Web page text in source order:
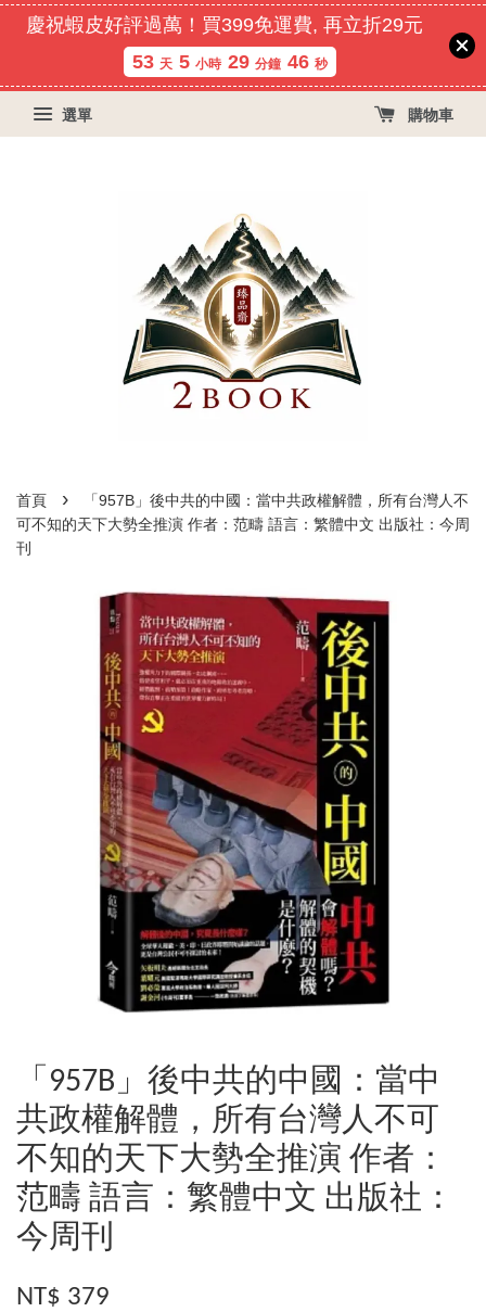
慶祝蝦皮好評過萬！買399免運費, 再立折29元
53 天 5 小時 29 分鐘 46 秒
選單 購物車
首頁 ›
「957B」後中共的中國：當中共政權解體，所有台灣人不
可不知的天下大勢全推演 作者：范疇 語言：繁體中文 出版社：今周
刊
「957B」後中共的中國：當中
共政權解體，所有台灣人不可
不知的天下大勢全推演 作者：
范疇 語言：繁體中文 出版社：
今周刊
NT$ 379